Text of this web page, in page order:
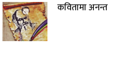
कवितामा अनन्त